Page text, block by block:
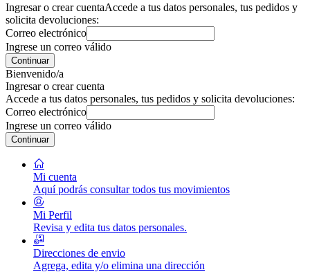
Ingresar o crear cuentaAccede a tus datos personales, tus pedidos y
solicita devoluciones:
Correo electrónico
Ingrese un correo válido
Continuar
Bienvenido/a
Ingresar o crear cuenta
Accede a tus datos personales, tus pedidos y solicita devoluciones:
Correo electrónico
Ingrese un correo válido
Continuar
Mi cuenta
Aquí podrás consultar todos tus movimientos
Mi Perfil
Revisa y edita tus datos personales.
Direcciones de envio
Agrega, edita y/o elimina una dirección